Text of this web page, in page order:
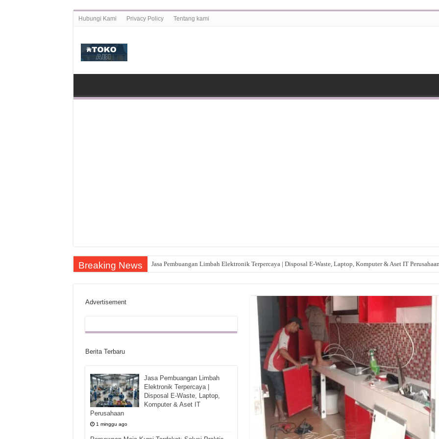
Hubungi Kami Privacy Policy Tentang kami
Breaking News Jasa Pembuangan Limbah Elektronik Terpercaya | Disposal E-Waste, Laptop, Komputer & Aset IT
Advertisement
Berita Terbaru
Jasa Pembuangan Limbah
Elektronik Terpercaya |
Disposal E-Waste, Laptop,
Komputer & Aset IT
Perusahaan
1 minggu ago